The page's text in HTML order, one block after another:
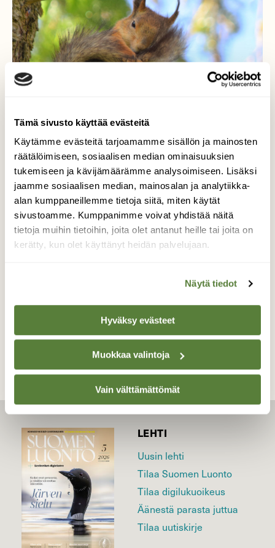
Tämä sivusto käyttää evästeitä
Käytämme evästeitä tarjoamamme sisällön ja mainosten
räätälöimiseen, sosiaalisen median ominaisuuksien
tukemiseen ja kävijämäärämme analysoimiseen. Lisäksi
jaamme sosiaalisen median, mainosalan ja analytiikka-
alan kumppaneillemme tietoja siitä, miten käytät
sivustoamme. Kumppanimme voivat yhdistää näitä
tietoja muihin tietoihin, joita olet antanut heille tai joita on
kerätty, kun olet käyttänyt heidän palvelujaan.
Näytä tiedot
Hyväksy evästeet
Muokkaa valintoja
Vain välttämättömät
Kurren kesä
Onnellinen orava esittelee pörrö häntää
TAKAISIN LISTAAN
LEHTI
Uusin lehti
Tilaa Suomen Luonto
Tilaa digilukuoikeus
Äänestä parasta juttua
Tilaa uutiskirje